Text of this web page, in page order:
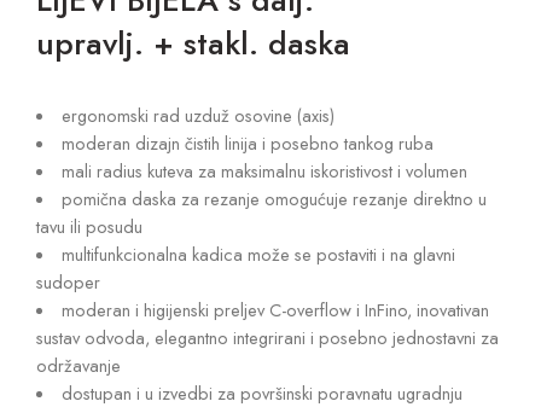
upravlj. + stakl. daska
ergonomski rad uzduž osovine (axis)
moderan dizajn čistih linija i posebno tankog ruba
mali radius kuteva za maksimalnu iskoristivost i volumen
pomična daska za rezanje omogućuje rezanje direktno u
tavu ili posudu
multifunkcionalna kadica može se postaviti i na glavni
sudoper
moderan i higijenski preljev C-overflow i InFino, inovativan
sustav odvoda, elegantno integrirani i posebno jednostavni za
održavanje
dostupan i u izvedbi za površinski poravnatu ugradnju